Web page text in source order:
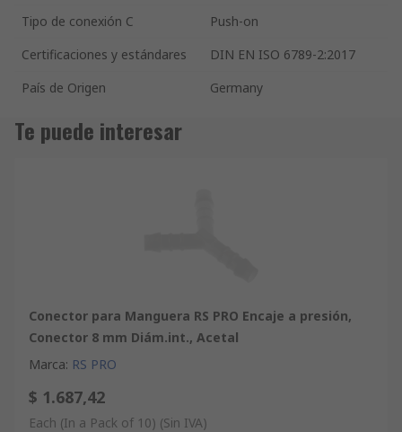
Tipo de conexión C
Push-on
Certificaciones y estándares
DIN EN ISO 6789-2:2017
País de Origen
Germany
Te puede interesar
Conector para Manguera RS PRO Encaje a presión,
Conector 8 mm Diám.int., Acetal
Marca: RS PRO
$ 1.687,42
Each (In a Pack of 10) (Sin IVA)